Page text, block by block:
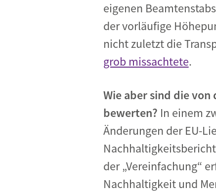
eigenen
der vorläufige
nicht zuletzt die
grob missachtete.
Wie aber sind die
bewerten? In einem
Änderungen der EU-
der „Vereinfachung“
Nachhaltigkeit und